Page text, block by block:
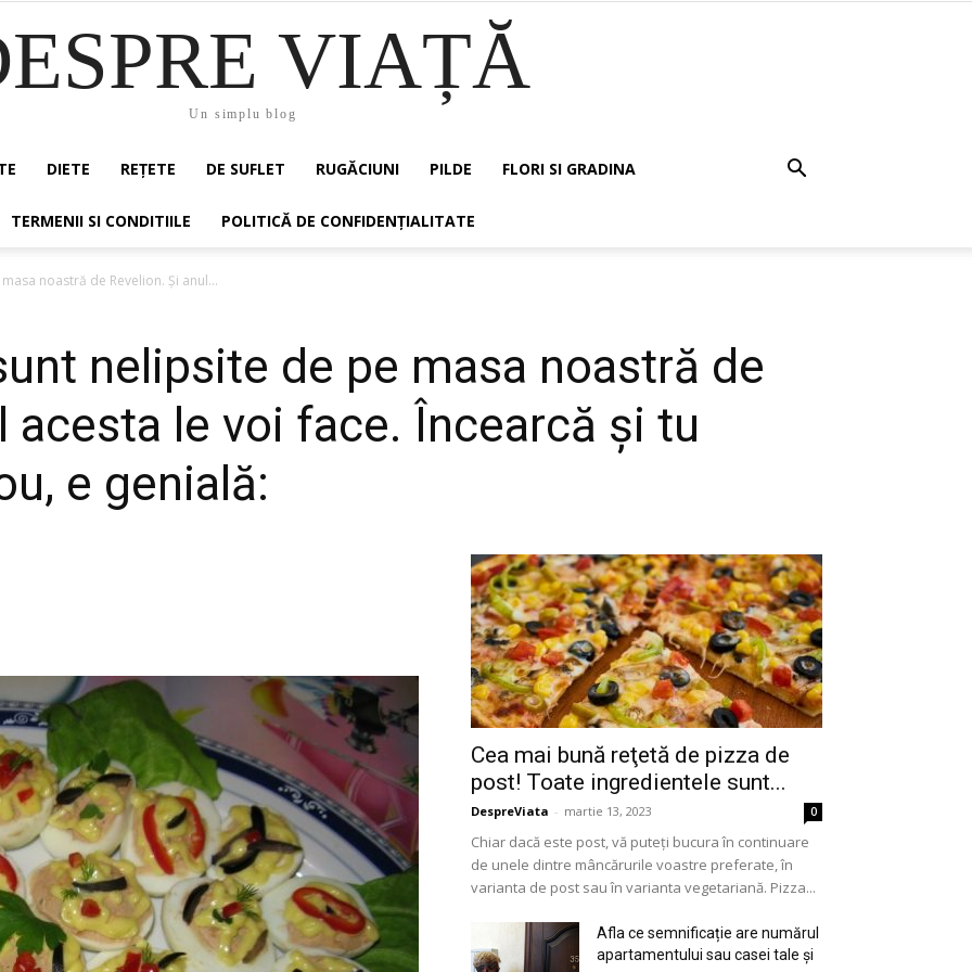
VIAȚĂ
Un simplu blog
DIETE REȚETE DE SUFLET RUGĂCIUNI PILDE FLORI SI GRADINA
TERMENII SI CONDITIILE POLITICĂ DE CONFIDENȚIALITATE
noastră de Revelion. Și anul...
nelipsite de pe masa noastră de
acesta le voi face. Încearcă și tu
e genială:
Cea mai bună reţetă de pizza de
post! Toate ingredientele sunt...
DespreViata - martie 13, 2023 0
Chiar dacă este post, vă puteți bucura în continuare
de unele dintre mâncărurile voastre preferate, în
varianta de post sau în varianta vegetariană. Pizza...
Afla ce semnificație are numărul
apartamentului sau casei tale și